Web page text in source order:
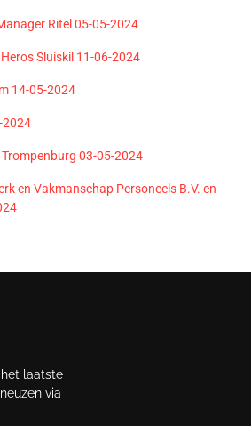
Ritel 05-05-2024
Sluiskil 11-06-2024
14-05-2024
2024
03-05-2024
en Vakmanschap Personeels B.V. en
laatste
via